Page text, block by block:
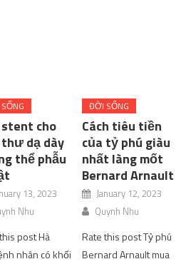
cho
dạ dày
thể phẫu
13, 2023
Nhu
post Hà
nhân có khối
ĐỜI SỐNG
Cách tiêu tiền
của tỷ phú giàu
nhất làng mốt
Bernard Arnault
January 12, 2023
Quynh Nhu
Rate this post Tỷ phú
Bernard Arnault mua